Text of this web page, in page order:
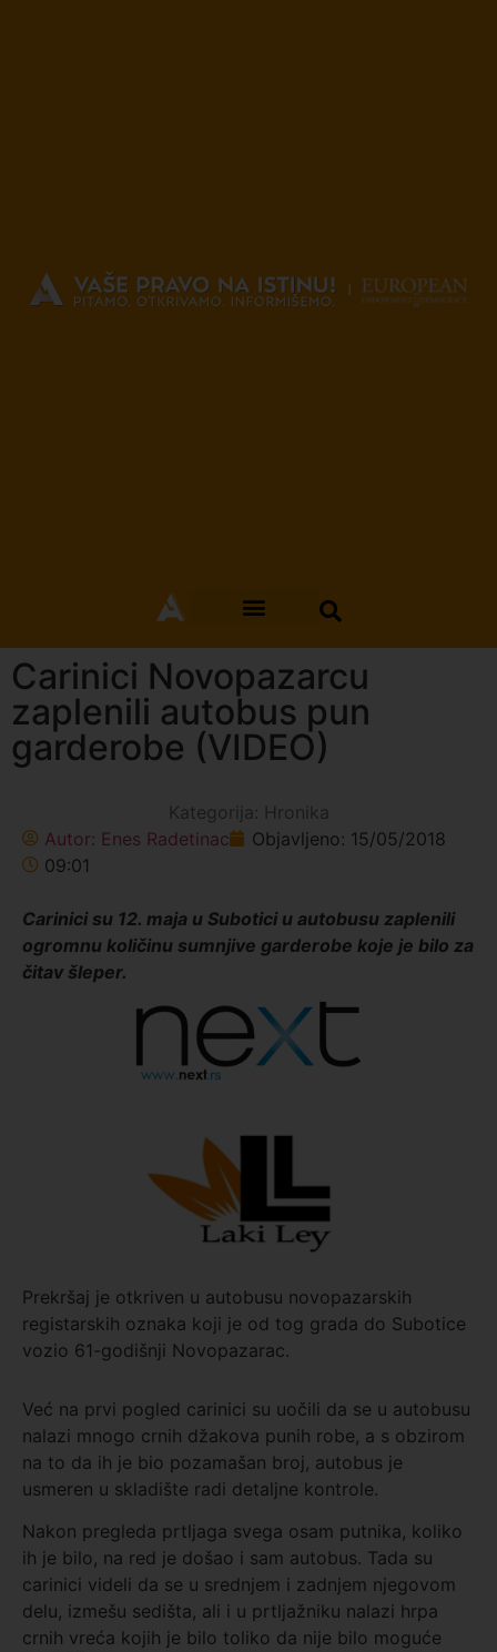
Carinici Novopazarcu
zaplenili autobus pun
garderobe (VIDEO)
Kategorija: Hronika
Autor: Enes Radetinac Objavljeno: 15/05/2018
09:01
Carinici su 12. maja u Subotici u autobusu zaplenili
ogromnu količinu sumnjive garderobe koje je bilo za
čitav šleper.
Prekršaj je otkriven u autobusu novopazarskih
registarskih oznaka koji je od tog grada do Subotice
vozio 61-godišnji Novopazarac.
Već na prvi pogled carinici su uočili da se u autobusu
nalazi mnogo crnih džakova punih robe, a s obzirom
na to da ih je bio pozamašan broj, autobus je
usmeren u skladište radi detaljne kontrole.
Nakon pregleda prtljaga svega osam putnika, koliko
ih je bilo, na red je došao i sam autobus. Tada su
carinici videli da se u srednjem i zadnjem njegovom
delu, izmešu sedišta, ali i u prtljažniku nalazi hrpa
crnih vreća kojih je bilo toliko da nije bilo moguće